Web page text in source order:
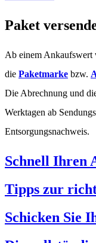
Paket
Ab einem Ankaufswert
die Paketmarke bzw.
Die Abrechnung und
Werktagen ab
Entsorgungsnachweis.
Schnell Ihren
Tipps zur
Schicken Sie